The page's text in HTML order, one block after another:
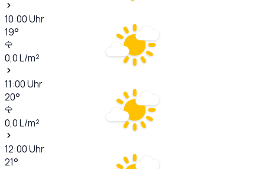
10:00Uhr
19°
0,0L/m²
11:00Uhr
20°
0,0L/m²
12:00Uhr
21°